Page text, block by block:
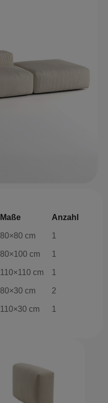
Maße Anzahl
80×80 cm 1
80×100 cm 1
110×110 cm 1
80×30 cm 2
110×30 cm 1